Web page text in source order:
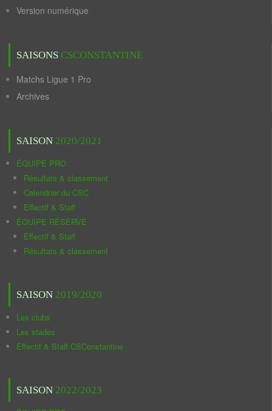
Version numérique
SAISONS CSCONSTANTINE
Matchs Ligue 1 Pro
Archives
SAISON 2020/2021
ÉQUIPE PRO
Résultats & classement
Calendrier du CSC
Effectif & Staff
ÉQUIPE RÉSERVE
Effectif & Staff
Résultats & classement
SAISON 2019/2020
Les clubs
Les stades
Effectif & Staff CSConstantine
SAISON 2022/2023